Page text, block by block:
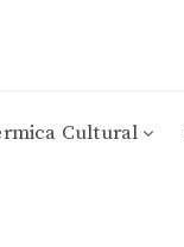
Cultural